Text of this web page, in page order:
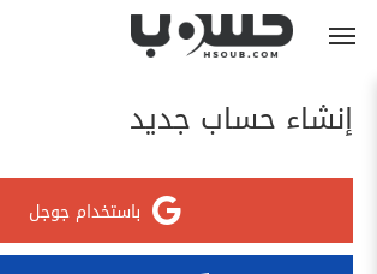
إنشاء حساب جديد
باستخدام جوجل